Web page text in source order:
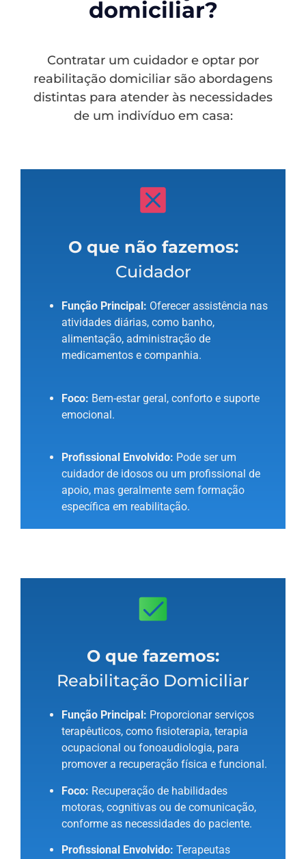
domiciliar?
Contratar um cuidador e optar por
reabilitação domiciliar são abordagens
distintas para atender às necessidades
de um indivíduo em casa:
O que não fazemos:
Cuidador
Função Principal: Oferecer assistência nas
atividades diárias, como banho,
alimentação, administração de
medicamentos e companhia.
Foco: Bem-estar geral, conforto e suporte
emocional.
Profissional Envolvido: Pode ser um
cuidador de idosos ou um profissional de
apoio, mas geralmente sem formação
específica em reabilitação.
O que fazemos:
Reabilitação Domiciliar
Função Principal: Proporcionar serviços
terapêuticos, como fisioterapia, terapia
ocupacional ou fonoaudiologia, para
promover a recuperação física e funcional.
Foco: Recuperação de habilidades
motoras, cognitivas ou de comunicação,
conforme as necessidades do paciente.
Profissional Envolvido: Terapeutas